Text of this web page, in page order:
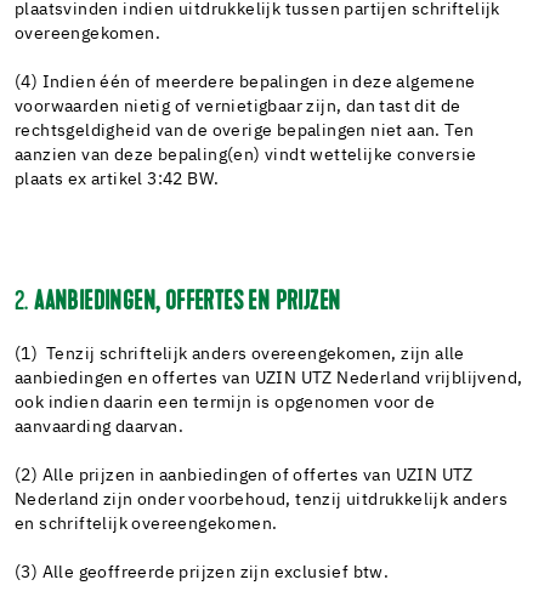
plaatsvinden indien uitdrukkelijk tussen partijen schriftelijk
overeengekomen.
(4) Indien één of meerdere bepalingen in deze algemene
voorwaarden nietig of vernietigbaar zijn, dan tast dit de
rechtsgeldigheid van de overige bepalingen niet aan. Ten
aanzien van deze bepaling(en) vindt wettelijke conversie
plaats ex artikel 3:42 BW.
2.AANBIEDINGEN, OFFERTES EN PRIJZEN
(1) Tenzij schriftelijk anders overeengekomen, zijn alle
aanbiedingen en offertes van UZIN UTZ Nederland vrijblijvend,
ook indien daarin een termijn is opgenomen voor de
aanvaarding daarvan.
(2) Alle prijzen in aanbiedingen of offertes van UZIN UTZ
Nederland zijn onder voorbehoud, tenzij uitdrukkelijk anders
en schriftelijk overeengekomen.
(3) Alle geoffreerde prijzen zijn exclusief btw.